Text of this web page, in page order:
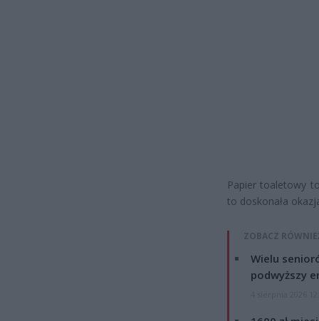
Papier toaletowy
to doskonała
ZOBACZ
Wielu
podwyższy